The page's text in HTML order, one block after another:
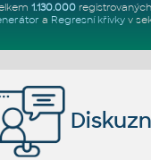
1.130.000
a Regresní křivkyv